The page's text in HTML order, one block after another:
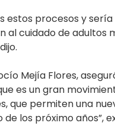
procesos y
cuidado de adultos
Mejía Flores,
es un gran
que permiten una
los próximo años”,